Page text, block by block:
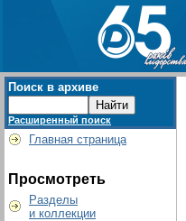
Поиск в архиве
Расширенный поиск
Главная страница
Просмотреть
Разделы
и коллекции